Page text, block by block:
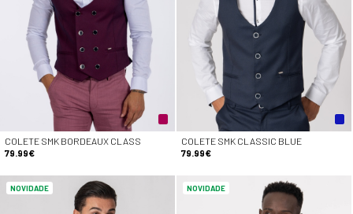
COLETE SMK BORDEAUX CLASS
79.99€
COLETE SMK CLASSIC BLUE
79.99€
NOVIDADE NOVIDADE